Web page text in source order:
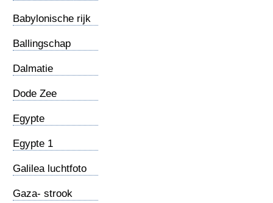
Babylonische rijk
Ballingschap
Dalmatie
Dode Zee
Egypte
Egypte 1
Galilea luchtfoto
Gaza- strook